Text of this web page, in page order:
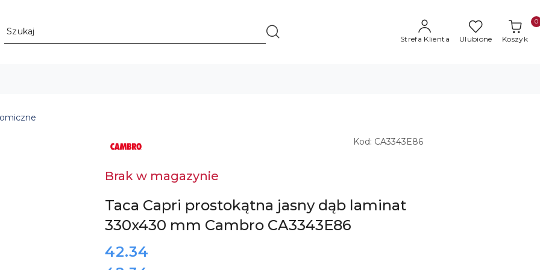
Strefa Klienta Ulubione Koszyk
0
AMERYKAŃSKIEGO
I
POJEMNIKÓW
Kod: CA3343E86
Brak w magazynie
Taca Capri prostokątna jasny dąb laminat
330x430 mm Cambro CA3343E86
cena:
42.34